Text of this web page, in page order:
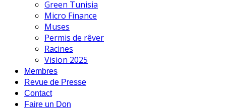
Green Tunisia
Micro Finance
Muses
Permis de rêver
Racines
Vision 2025
Membres
Revue de Presse
Contact
Faire un Don